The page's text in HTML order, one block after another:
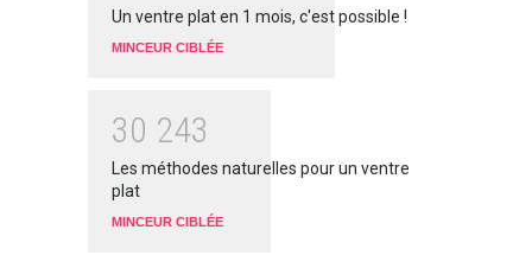
Un ventre plat en 1 mois, c'est possible !
MINCEUR CIBLÉE
30 243
Les méthodes naturelles pour un ventre
plat
MINCEUR CIBLÉE